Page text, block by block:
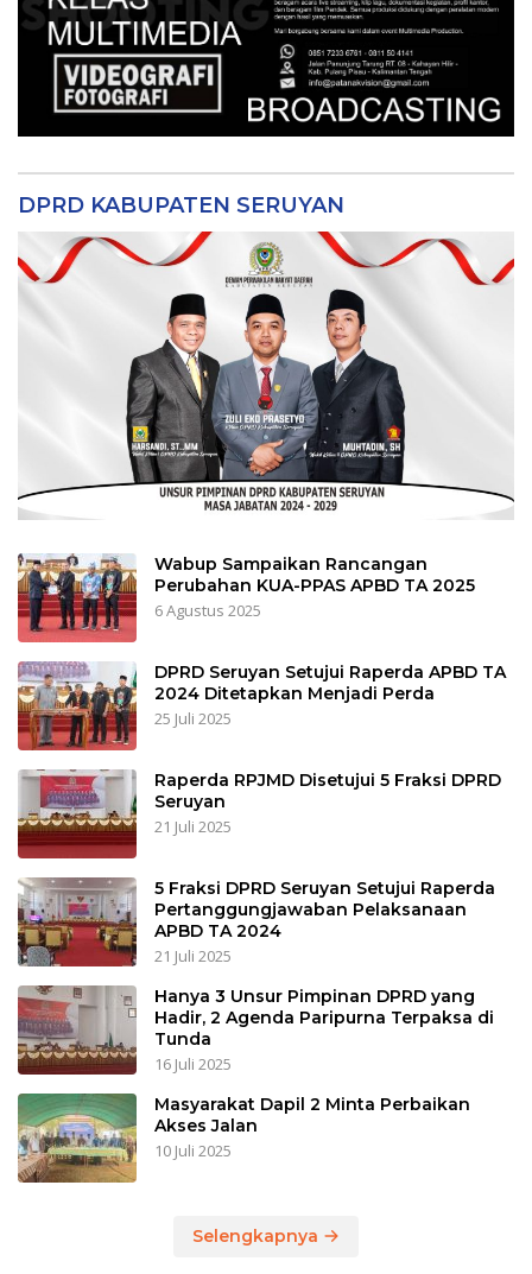
DPRD KABUPATEN SERUYAN
Wabup Sampaikan Rancangan
Perubahan KUA-PPAS APBD TA 2025
6 Agustus 2025
DPRD Seruyan Setujui Raperda APBD TA
2024 Ditetapkan Menjadi Perda
25 Juli 2025
Raperda RPJMD Disetujui 5 Fraksi DPRD
Seruyan
21 Juli 2025
5 Fraksi DPRD Seruyan Setujui Raperda
Pertanggungjawaban Pelaksanaan
APBD TA 2024
21 Juli 2025
Hanya 3 Unsur Pimpinan DPRD yang
Hadir, 2 Agenda Paripurna Terpaksa di
Tunda
16 Juli 2025
Masyarakat Dapil 2 Minta Perbaikan
Akses Jalan
10 Juli 2025
Selengkapnya